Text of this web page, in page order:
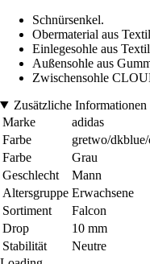
Schnürsenkel.
Obermaterial aus
Einlegesohle aus
Außensohle aus
Zwischensohle
Zusätzliche Informationen
Marke
adidas
Farbe
gretwo/
Farbe
Grau
Geschlecht
Mann
Altersgruppe Erwachsene
Sortiment
Falcon
Drop
10 mm
Stabilität
Neutre